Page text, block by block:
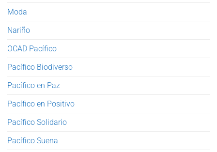
Moda
Nariño
OCAD Pacífico
Pacífico Biodiverso
Pacífico en Paz
Pacífico en Positivo
Pacífico Solidario
Pacífico Suena